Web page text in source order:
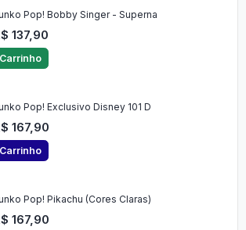
Pop! Bobby Singer - Superna
137,90
Carrinho
Pop! Exclusivo Disney 101 D
167,90
Carrinho
Pop! Pikachu (Cores Claras)
167,90